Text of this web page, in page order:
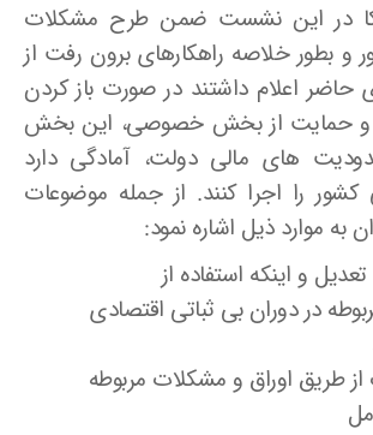
در این نشست ضمن طرح مشکلات
و بطور خلاصه راهکارهای برون رفت از
اعلام داشتند در صورت باز کردن
و حمایت از بخش خصوصی، این بخش
های مالی دولت، آمادگی دارد
کشور را اجرا کنند. از جمله موضوعات
موارد ذیل اشاره نمود:
و اینکه استفاده از
در دوران بی ثباتی اقتصادی
طریق اوراق و مشکلات مربوطه